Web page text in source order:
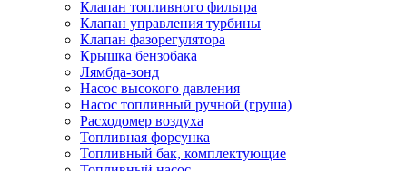
Клапан топливного фильтра
Клапан управления турбины
Клапан фазорегулятора
Крышка бензобака
Лямбда-зонд
Насос высокого давления
Насос топливный ручной (груша)
Расходомер воздуха
Топливная форсунка
Топливный бак, комплектующие